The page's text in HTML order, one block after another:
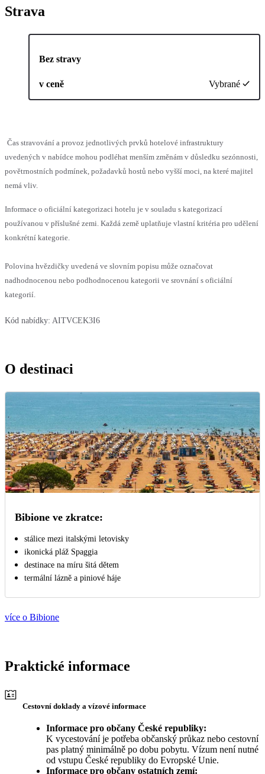
Strava
Bez stravy
v ceně Vybrané
Čas stravování a provoz jednotlivých prvků hotelové infrastruktury
uvedených v nabídce mohou podléhat menším změnám v důsledku sezónnosti,
povětrnostních podmínek, požadavků hostů nebo vyšší moci, na které majitel
nemá vliv.
Informace o oficiální kategorizaci hotelu je v souladu s kategorizací
používanou v příslušné zemi. Každá země uplatňuje vlastní kritéria pro udělení
konkrétní kategorie.
Polovina hvězdičky uvedená ve slovním popisu může označovat
nadhodnocenou nebo podhodnocenou kategorii ve srovnání s oficiální
kategorií.
Kód nabídky: AITVCEK3I6
O destinaci
Bibione ve zkratce:
stálice mezi italskými letovisky
ikonická pláž Spaggia
destinace na míru šitá dětem
termální lázně a piniové háje
více o Bibione
Praktické informace
Cestovní doklady a vízové informace
Informace pro občany České republiky:
K vycestování je potřeba občanský průkaz nebo cestovní
pas platný minimálně po dobu pobytu. Vízum není nutné
od vstupu České republiky do Evropské Unie.
Informace pro občany ostatních zemí: